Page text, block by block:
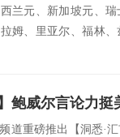
兰元、新加坡元、
姆、里亚尔、福林
】鲍威尔言论力
道重磅推出【洞悉·